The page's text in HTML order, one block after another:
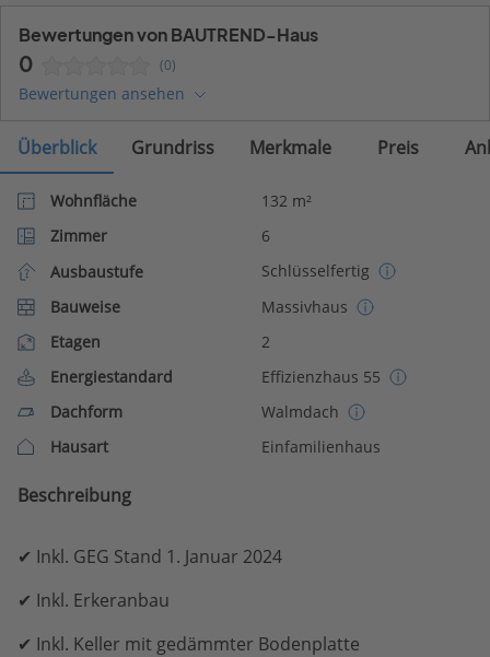
Bewertungen von BAUTREND-Haus
0 (0)
Bewertungen ansehen
Überblick Grundriss Merkmale Preis
Wohnfläche
132 m²
Zimmer
6
Ausbaustufe
Schlüsselfertig
Bauweise
Massivhaus
Etagen
2
Energiestandard
Effizienzhaus 55
Dachform
Walmdach
Hausart
Einfamilienhaus
Beschreibung
✔ Inkl. GEG Stand 1. Januar 2024
✔ Inkl. Erkeranbau
✔ Inkl. Keller mit gedämmter Bodenplatte